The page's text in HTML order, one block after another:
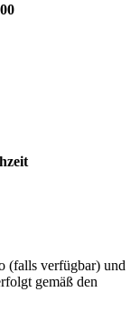
(falls verfügbar) und
gemäß den